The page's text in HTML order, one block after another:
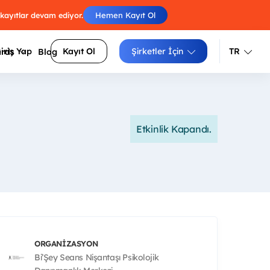
devam ediyor. Hemen Kayıt Ol
Engelleri atla, skorunu arkadaşlarınla
Blog
Yap Kayıt Ol Şirketler İçin TR
Etkinlik Kapandı.
ORGANIZASYON
Bi’Şey Seans Nişantaşı Psikolojik